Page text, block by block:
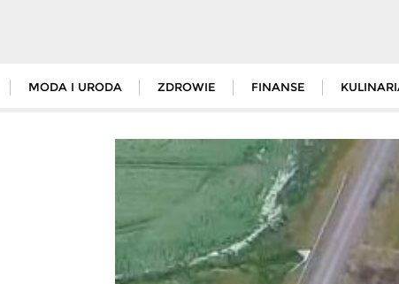
MODA I URODA ZDROWIE FINANSE